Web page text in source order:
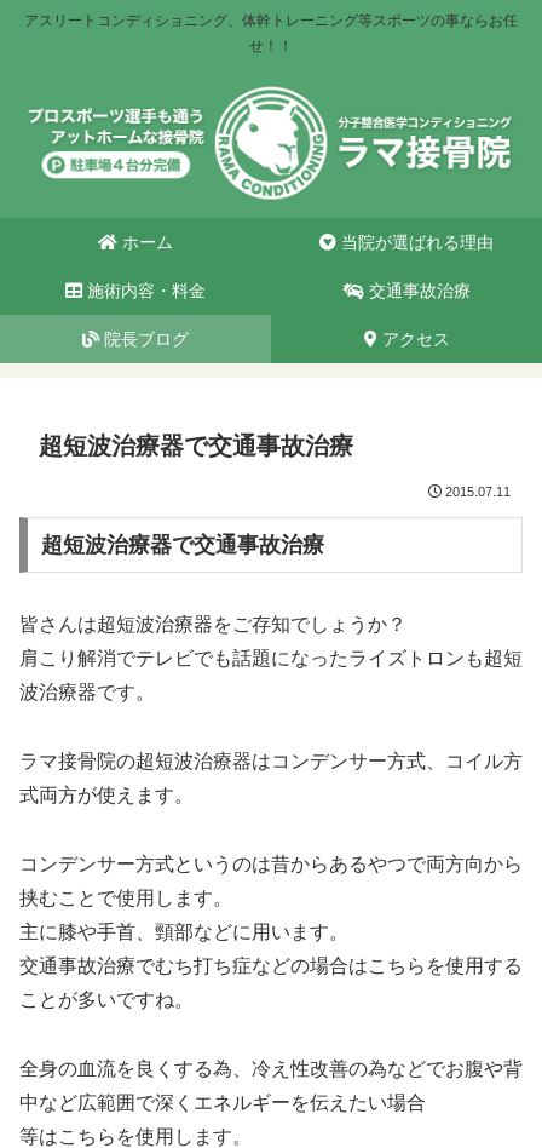
アスリートコンディショニング、体幹トレーニング等スポーツの事ならお任
せ！！
ホーム 当院が選ばれる理由
施術内容・料金 交通事故治療
院長ブログ アクセス
超短波治療器で交通事故治療
2015.07.11
超短波治療器で交通事故治療
皆さんは超短波治療器をご存知でしょうか？
肩こり解消でテレビでも話題になったライズトロンも超短
波治療器です。
ラマ接骨院の超短波治療器はコンデンサー方式、コイル方
式両方が使えます。
コンデンサー方式というのは昔からあるやつで両方向から
挟むことで使用します。
主に膝や手首、頸部などに用います。
交通事故治療でむち打ち症などの場合はこちらを使用する
ことが多いですね。
全身の血流を良くする為、冷え性改善の為などでお腹や背
中など広範囲で深くエネルギーを伝えたい場合
等はこちらを使用します。